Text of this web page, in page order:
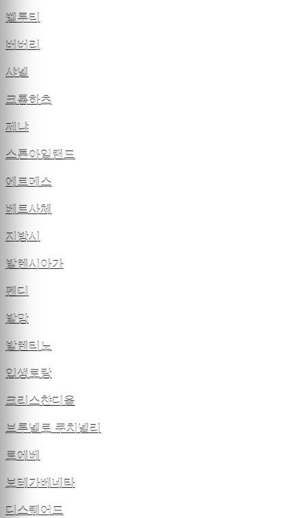
벨루티
버버리
샤넬
크롬하츠
제냐
스톤아일랜드
에르메스
베르사체
지방시
발렌시아가
펜디
발망
발렌티노
입생로랑
크리스챤디올
브루넬로 쿠치넬리
로에베
보테가베네타
디스퀘어드